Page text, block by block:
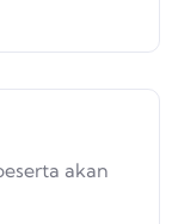
akan